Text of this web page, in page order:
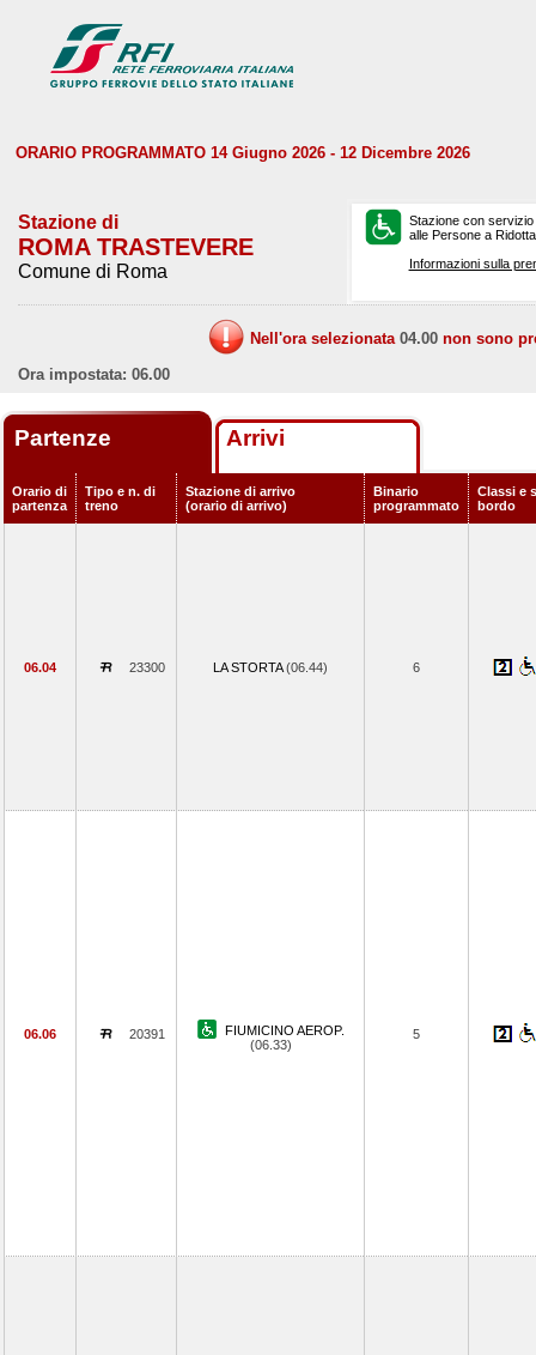
ORARIO PROGRAMMATO 14 Giugno 2026 - 12 Dicembre 2026
Stazione di
ROMA TRASTEVERE
Comune di Roma
Stazione con
alle Persone a
Informazioni sulla
Nell'ora selezionata 04.00 non sono
Ora impostata: 06.00
Partenze Arrivi
Orario di
partenza
Tipo e n. di
treno
Stazione di arrivo
(orario di arrivo)
Binario
programmato
Classi e
bordo
06.04 23300 LA STORTA(06.44) 6
06.06 20391
FIUMICINO AEROP.
(06.33)
5